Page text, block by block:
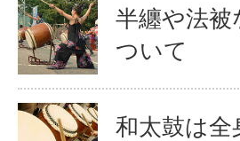
半纏や法被
ついて
和太鼓は全